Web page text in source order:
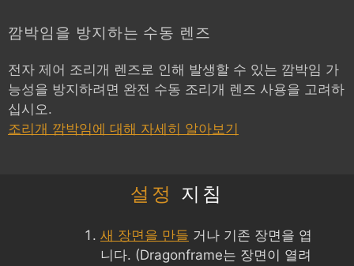
깜박임을 방지하는 수동 렌즈
전자 제어 조리개 렌즈로 인해 발생할 수 있는 깜박임 가
능성을 방지하려면 완전 수동 조리개 렌즈 사용을 고려하
십시오.
조리개 깜박임에 대해 자세히 알아보기
설정 지침
새 장면을 만들 거나 기존 장면을 엽
니다. (Dragonframe는 장면이 열려